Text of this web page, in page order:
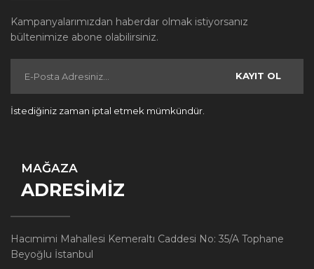
Kampanyalarımızdan haberdar olmak istiyorsanız
bültenimize abone olabilirsiniz.
KAYIT OL
İstediğiniz zaman iptal etmek mümkündür.
MAĞAZA
ADRESİMİZ
Hacımimi Mahallesi Kemeraltı Caddesi No: 35/A Tophane
Beyoğlu İstanbul